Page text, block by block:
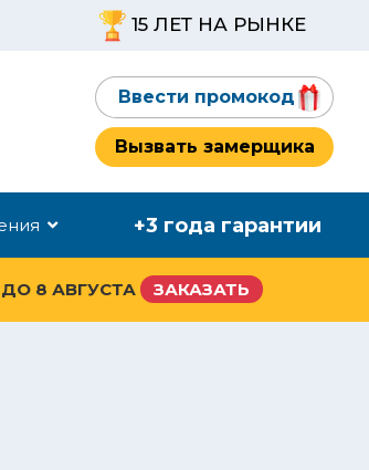
15 ЛЕТ НА РЫНКЕ
Ввести промокод
Вызвать замерщика
+3 года гарантии
ДО 8 АВГУСТА ЗАКАЗАТЬ